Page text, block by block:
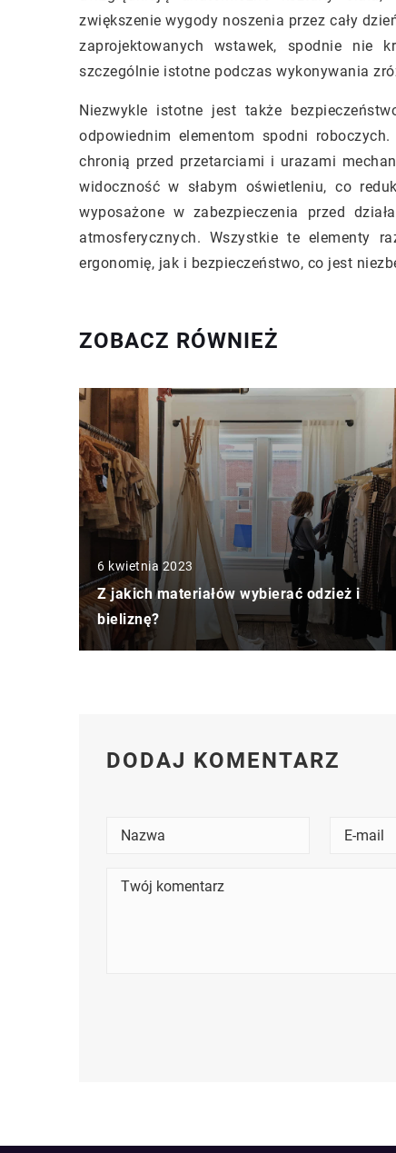
zwiększenie wygody noszenia przez cały
zaprojektowanych wstawek, spodnie nie
szczególnie istotne podczas wykonywania
Niezwykle istotne jest także
odpowiednim elementom spodni
chronią przed przetarciami i urazami
widoczność w słabym oświetleniu, co
wyposażone w zabezpieczenia przed
atmosferycznych. Wszystkie te elementy
ergonomię, jak i bezpieczeństwo, co jest
ZOBACZ RÓWNIEŻ
6 kwietnia 2023
Z jakich materiałów wybierać odzież i
bieliznę?
DODAJ KOMENTARZ